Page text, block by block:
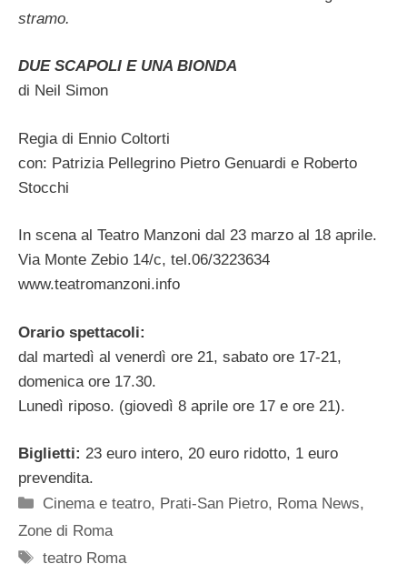
stramo.
DUE SCAPOLI E UNA BIONDA
di Neil Simon
Regia di Ennio Coltorti
con: Patrizia Pellegrino Pietro Genuardi e Roberto
Stocchi
In scena al Teatro Manzoni dal 23 marzo al 18 aprile.
Via Monte Zebio 14/c, tel.06/3223634
www.teatromanzoni.info
Orario spettacoli:
dal martedì al venerdì ore 21, sabato ore 17-21,
domenica ore 17.30.
Lunedì riposo. (giovedì 8 aprile ore 17 e ore 21).
Biglietti: 23 euro intero, 20 euro ridotto, 1 euro
prevendita.
Categorie
Cinema e teatro, Prati-San Pietro, Roma News,
Zone di Roma
Tag
teatro Roma